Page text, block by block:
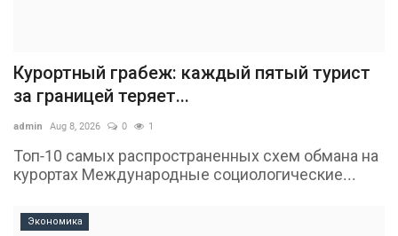
Курортный грабеж: каждый пятый турист
за границей теряет...
admin Aug 8, 2026 0 1
Топ-10 самых распространенных схем обмана на
курортах Международные социологические...
Экономика